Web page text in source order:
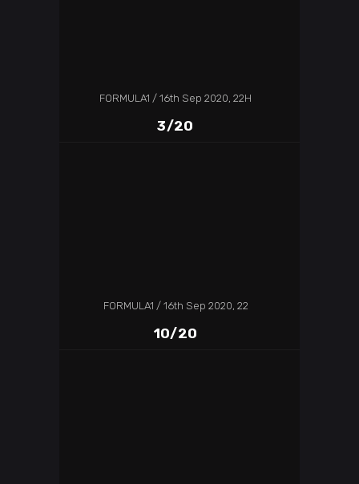
FORMULA1 16th Sep 2020, 22H
3/20
FORMULA1 16th Sep 2020, 22
10/20